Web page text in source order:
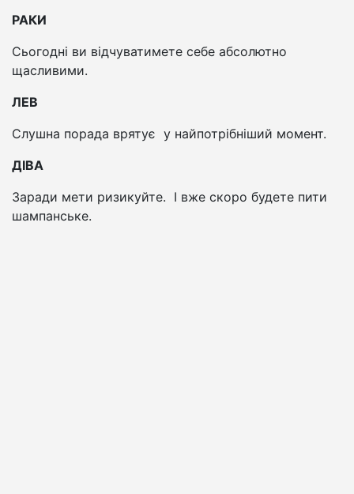
РАКИ
Сьогодні ви відчуватимете себе абсолютно
щасливими.
ЛЕВ
Слушна порада врятує у найпотрібніший момент.
ДІВА
Заради мети ризикуйте. І вже скоро будете пити
шампанське.